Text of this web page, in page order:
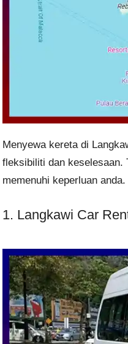
Menyewa kereta di
fleksibiliti dan keselesaan.
memenuhi keperluan
1. Langkawi Car